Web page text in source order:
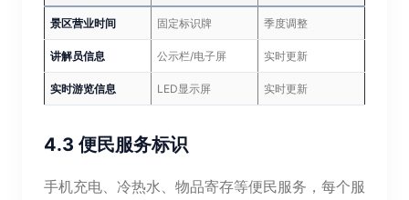
景区营业时间 固定标识牌 季度调整
讲解员信息 公示栏/电子屏 实时更新
实时游览信息 LED显示屏 实时更新
4.3 便民服务标识
手机充电、冷热水、物品寄存等便民服务，每个服